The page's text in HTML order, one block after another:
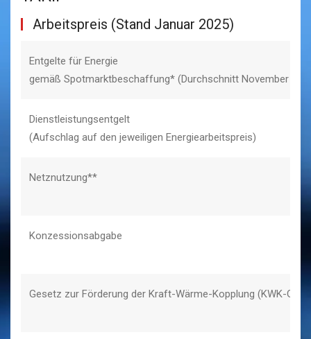
Arbeitspreis (Stand Januar 2025)
Entgelte für Energie
gemäß Spotmarktbeschaffung* (Durchschnitt November
Dienstleistungsentgelt
(Aufschlag auf den jeweiligen Energiearbeitspreis)
Netznutzung**
Konzessionsabgabe
Gesetz zur Förderung der Kraft-Wärme-Kopplung (KWK-G)